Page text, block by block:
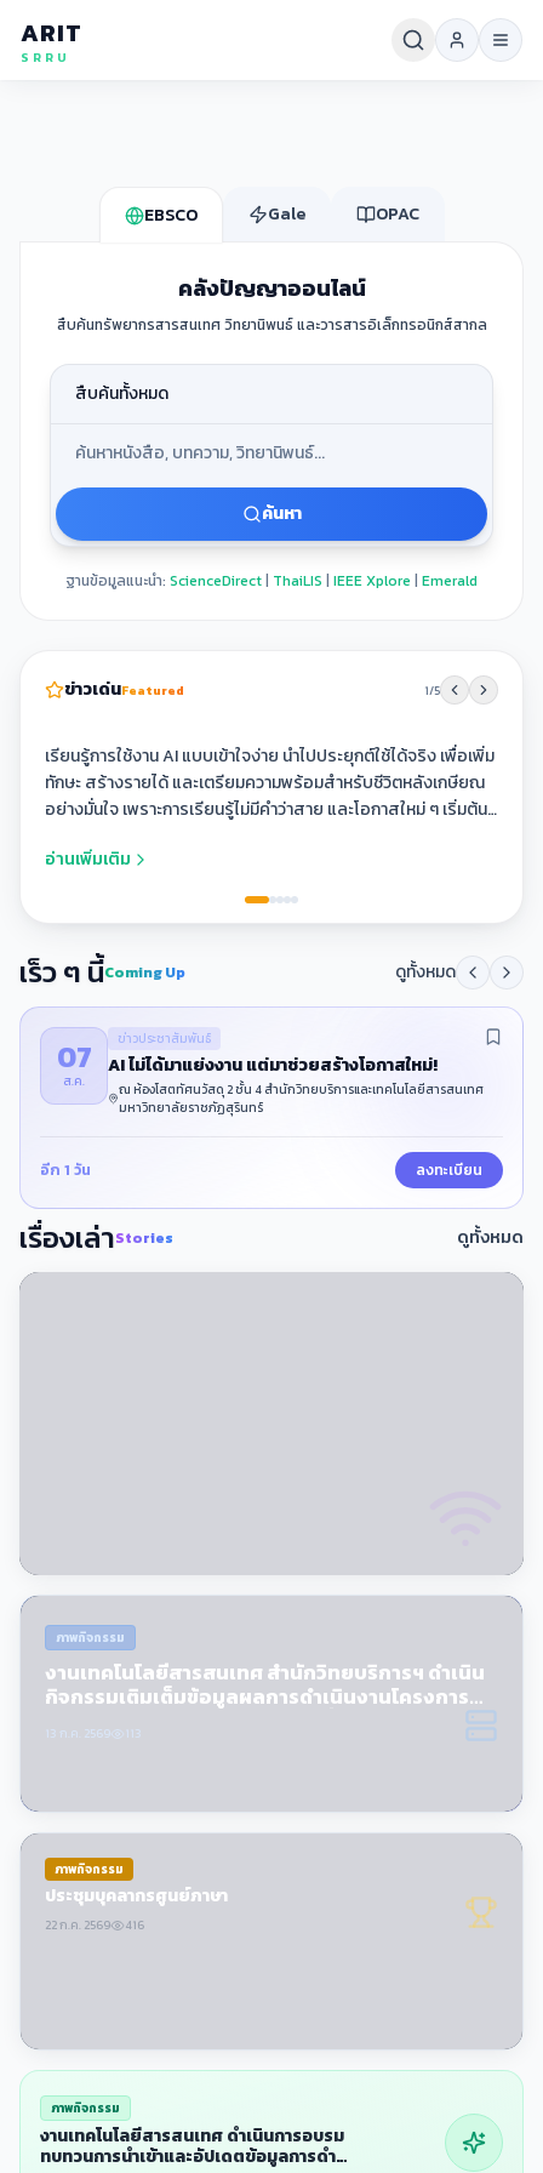
ARIT
SRRU
EBSCO Gale OPAC
คลังปัญญาออนไลน์
สืบค้นทรัพยากรสารสนเทศ วิทยานิพนธ์ และวารสารอิเล็กทรอนิกส์สากล
ค้นหา
ฐานข้อมูลแนะนำ: ScienceDirect| ThaiLIS | IEEE Xplore | Emerald
ข่าวเด่นFeatured 1/5
ข่าว
ประชาสัมพันธ์
ไม่
มา
แย่ง
งาน
แต่
มา
ช่วย
โอกาส
เรียนรู้การใช้งาน AI แบบเข้าใจง่าย นำไปประยุกต์ใช้ได้จริง เพื่อเพิ่ม
ทักษะ สร้างรายได้ และเตรียมความพร้อมสำหรับชีวิตหลังเกษียณ
อย่างมั่นใจ เพราะการเรียนรู้ไม่มีคำว่าสาย และโอกาสใหม่ ๆ เริ่มต้น
อ่านเพิ่มเติม
เร็ว ๆ นี้Coming Up ดูทั้งหมด
07
ส.ค.
ข่าวประชาสัมพันธ์
AI ไม่ได้มาแย่งงาน แต่มาช่วยสร้างโอกาสใหม่!
ณ ห้องโสตทัศนวัสดุ 2 ชั้น 4 สำนักวิทยบริการและเทคโนโลยีสารสนเทศ
มหาวิทยาลัยราชภัฏสุรินทร์
อีก 1 วัน ลงทะเบียน
เรื่องเล่าStories ดูทั้งหมด
ภาพกิจกรรม
งานเทคโนโลยีสารสนเทศ สํานักวิทยบริการฯ ดําเนิน
กิจกรรมเติมเต็มข้อมูลผลการดําเนินงานโครงการ
ยุทธศาสตร์มหาวิทยาลัยราชภัฏเพื่อการพัฒนาท้อง
ถิ่น ประจําปีงบประมาณ พ.ศ. 2569
13 ก.ค. 2569 113
ภาพกิจกรรม
ประชุมบุคลากรศูนย์ภาษา
22 ก.ค. 2569 416
ภาพกิจกรรม
งานเทคโนโลยีสารสนเทศ ดําเนินการอบรม
ทบทวนการนําเข้าและอัปเดตข้อมูลการดํา